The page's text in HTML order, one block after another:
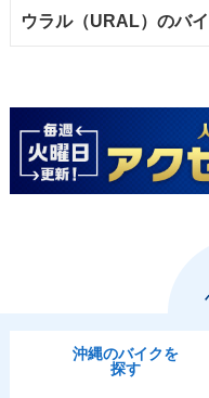
ウラル（URAL）のバ
沖縄のバイクを
探す